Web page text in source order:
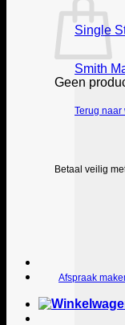
Geen
Terug naar
Betaal veilig
Afspraak
Single
Smith